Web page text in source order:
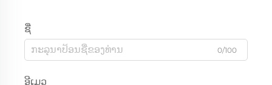
ຊື່
0/100
ອີເມວ